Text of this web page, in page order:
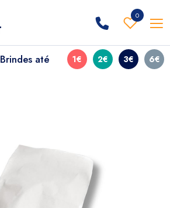
0
Brindes até 1€ 2€ 3€ 6€